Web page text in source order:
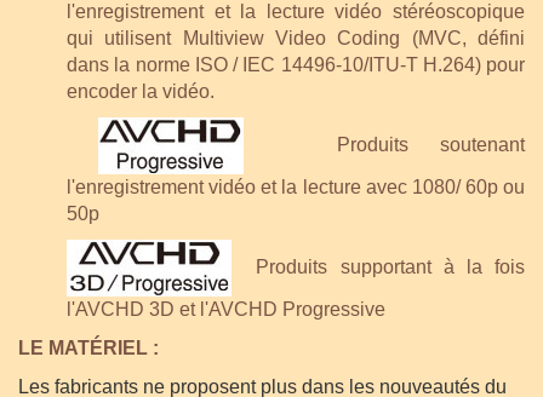
l'enregistrement et la lecture vidéo stéréoscopique
qui utilisent Multiview Video Coding (MVC, défini
dans la norme ISO / IEC 14496-10/ITU-T H.264) pour
encoder la vidéo.
Produits soutenant
l'enregistrement vidéo et la lecture avec 1080/ 60p ou
50p
Produits supportant à la fois
l'AVCHD 3D et l'AVCHD Progressive
LE MATÉRIEL :
Les fabricants ne proposent plus dans les nouveautés du